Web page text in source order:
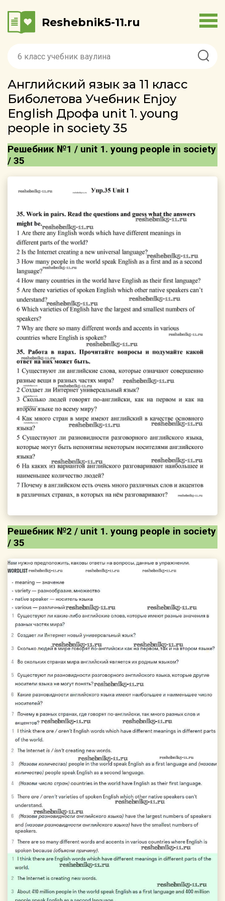
Reshebnik5-11.ru
Английский язык за 11 класс
Биболетова Учебник Enjoy
English Дрофа unit 1. young
people in society 35
Решебник №1 / unit 1. young people in society
/ 35
Решебник №2 / unit 1. young people in society
/ 35